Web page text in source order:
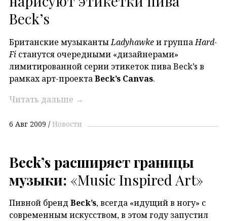
Beck’s
Британские музыканты Ladyhawkeи группа Hard-
Fi станутся очередными «дизайнерами»
лимитированной серии этикеток пива Beck’s в
рамках арт-проекта Beck’s Canvas.
Читать дальше →
6 Авг 2009 Новости
Beck’s расширяет границы
музыки: «Music Inspired Art»
Пивной бренд Beck’s, всегда «идущий в ногу» с
современным искусством, в этом году запустил